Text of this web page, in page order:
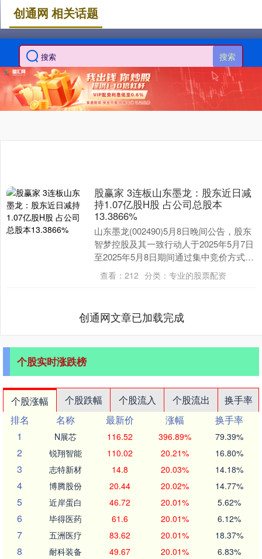
搜索
创通网 相关话题
股赢家 3连板山东墨龙：股东近日减
持1.07亿股H股 占公司总股本
13.3866%
山东墨龙(002490)5月8日晚间公告，股东
智梦控股及其一致行动人于2025年5月7日
至2025年5月8日期间通过集中竞价方式累
计减持公司H股股份1.07亿股....
查看： 212 分类： 专业的股票配资
创通网文章已加载完成
个股实时涨跌榜
个股涨幅 个股跌幅 个股流入 个股流出
换手率
排名
名称 最新价 涨幅
换手率
1
N展芯 116.52 396.89% 79.39%
2 锐翔智能 110.02 20.21% 16.80%
3 志特新材 14.8 20.03% 14.18%
4 博腾股份 20.44 20.02% 14.77%
5 近岸蛋白 46.72 20.01% 5.62%
6 毕得医药 61.6 20.01% 6.12%
7 五洲医疗 83.62 20.01% 18.37%
8 耐科装备 49.67 20.01% 6.83%